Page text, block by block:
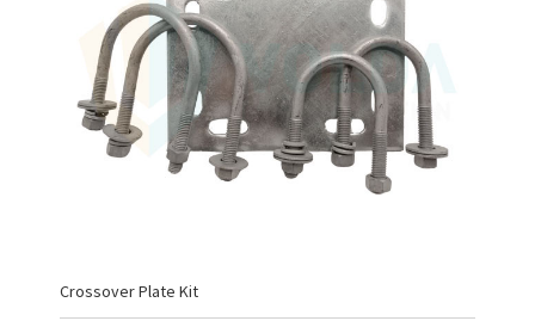
Crossover Plate Kit